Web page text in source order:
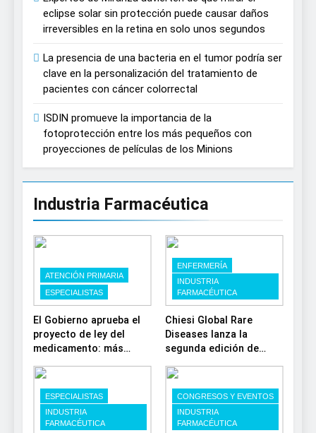
eclipse solar sin protección puede causar daños
irreversibles en la retina en solo unos segundos
La presencia de una bacteria en el tumor podría ser
clave en la personalización del tratamiento de
pacientes con cáncer colorrectal
ISDIN promueve la importancia de la
fotoprotección entre los más pequeños con
proyecciones de películas de los Minions
Industria Farmacéutica
ATENCIÓN PRIMARIA
ESPECIALISTAS
El Gobierno aprueba el
proyecto de ley del
medicamento: más
autonomía estratégica y
modernización para el
SNS
ENFERMERÍA
INDUSTRIA
FARMACÉUTICA
Chiesi Global Rare
Diseases lanza la
segunda edición de
impulsar la
investigación en
enfermedades de
depósito lisosomal
ESPECIALISTAS
INDUSTRIA
FARMACÉUTICA
CONGRESOS Y EVENTOS
INDUSTRIA
FARMACÉUTICA